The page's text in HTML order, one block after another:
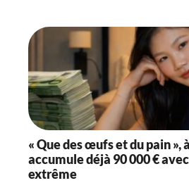
« Que des œufs et du pain »,
accumule déjà 90 000 €
extrême